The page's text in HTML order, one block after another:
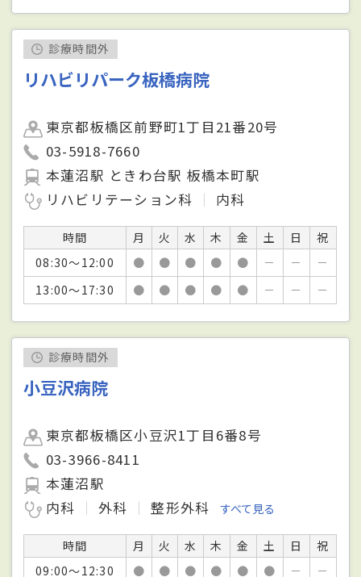
診療時間外
リハビリパーク板橋病院
東京都板橋区前野町1丁目21番20号
03-5918-7660
本蓮沼駅 ときわ台駅 板橋本町駅
リハビリテーション科
内科
時間 月 火 水 木 金 土 日
祝
08:30～12:00
● ● ● ● ● － －
－
13:00～17:30
● ● ● ● ● － － －
診療時間外
小豆沢病院
東京都板橋区小豆沢1丁目6番8号
03-3966-8411
本蓮沼駅
内科
外科 整形外科 すべて見る
時間 月 火 水 木 金 土 日
祝
09:00～12:30
● ● ● ● ● ● － －